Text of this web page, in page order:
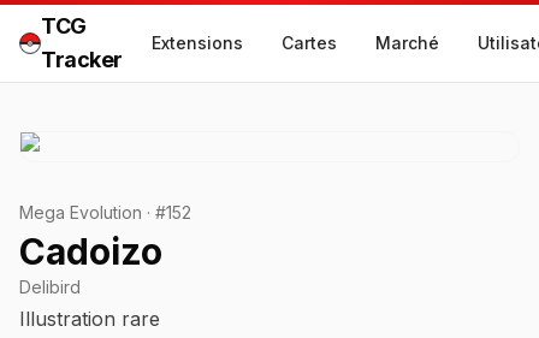
TCG
Tracker
Extensions Cartes Marché
Mega Evolution · #152
Cadoizo
Delibird
Illustration rare